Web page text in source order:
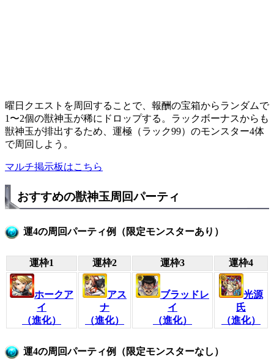
曜日クエストを周回することで、報酬の宝箱からランダムで
1〜2個の獣神玉が稀にドロップする。ラックボーナスからも
獣神玉が排出するため、運極（ラック99）のモンスター4体
で周回しよう。
マルチ掲示板はこちら
おすすめの獣神玉周回パーティ
運4の周回パーティ例（限定モンスターあり）
運枠1 運枠2 運枠3 運枠4
ホークア
イ
（進化）
アス
ナ
（進化）
ブラッドレ
イ
（進化）
光源
氏
（進化）
運4の周回パーティ例（限定モンスターなし）